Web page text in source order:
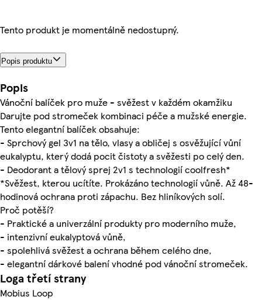
Tento produkt je momentálně nedostupný.
Popis produktu
Popis
Vánoční balíček pro muže - svěžest v každém okamžiku
Darujte pod stromeček kombinaci péče a mužské energie.
Tento elegantní balíček obsahuje:
- Sprchový gel 3v1 na tělo, vlasy a obličej s osvěžující vůní
eukalyptu, který dodá pocit čistoty a svěžesti po celý den.
- Deodorant a tělový sprej 2v1 s technologií coolfresh*
*Svěžest, kterou ucítíte. Prokázáno technologií vůně. Až 48-
hodinová ochrana proti zápachu. Bez hliníkových solí.
Proč potěší?
- Praktické a univerzální produkty pro moderního muže,
- intenzivní eukalyptová vůně,
- spolehlivá svěžest a ochrana během celého dne,
- elegantní dárkové balení vhodné pod vánoční stromeček.
Loga třetí strany
Mobius Loop